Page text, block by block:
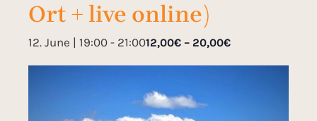
Ort + live online)
12. June | 19:00 - 21:0012,00€ – 20,00€